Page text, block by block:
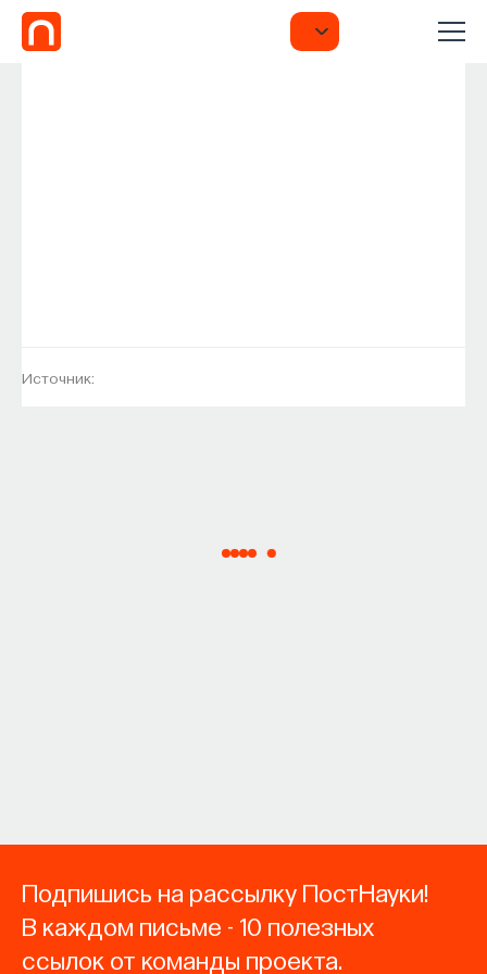
Источник:
Подпишись на рассылку ПостНауки!
В каждом письме - 10 полезных
ссылок от команды проекта.